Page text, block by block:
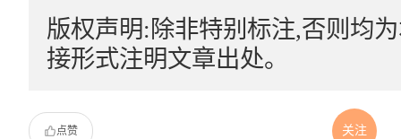
版权声明:除非特别标注,否则均
接形式注明文章出处。
点赞 关注